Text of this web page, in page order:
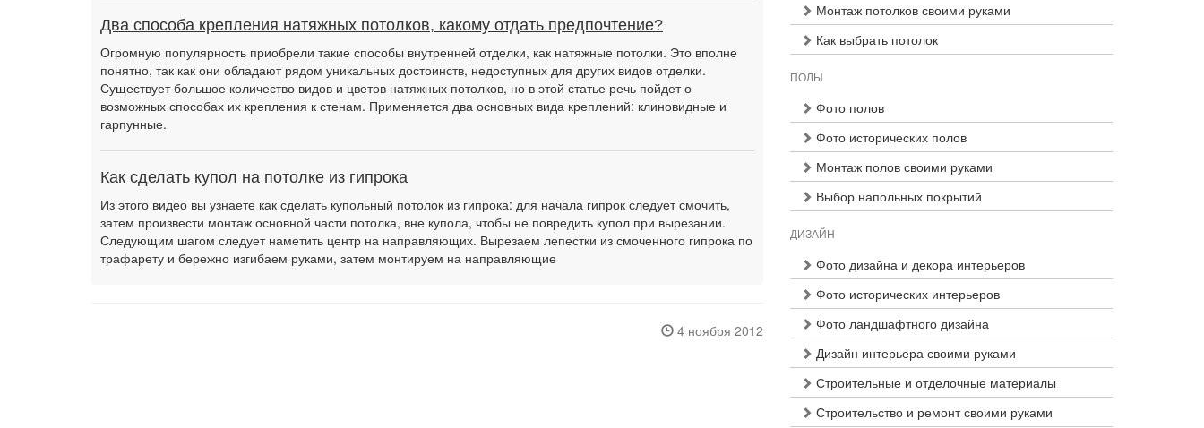
Два способа крепления натяжных потолков, какому отдать предпочтение?
Огромную популярность приобрели такие способы внутренней отделки, как натяжные потолки. Это вполне
понятно, так как они обладают рядом уникальных достоинств, недоступных для других видов отделки.
Существует большое количество видов и цветов натяжных потолков, но в этой статье речь пойдет о
возможных способах их крепления к стенам. Применяется два основных вида креплений: клиновидные и
гарпунные.
Как сделать купол на потолке из гипрока
Из этого видео вы узнаете как сделать купольный потолок из гипрока: для начала гипрок следует смочить,
затем произвести монтаж основной части потолка, вне купола, чтобы не повредить купол при вырезании.
Следующим шагом следует наметить центр на направляющих. Вырезаем лепестки из смоченного гипрока по
трафарету и бережно изгибаем руками, затем монтируем на направляющие
4 ноября 2012
Монтаж потолков своими руками
Как выбрать потолок
ПОЛЫ
Фото полов
Фото исторических полов
Монтаж полов своими руками
Выбор напольных покрытий
ДИЗАЙН
Фото дизайна и декора интерьеров
Фото исторических интерьеров
Фото ландшафтного дизайна
Дизайн интерьера своими руками
Строительные и отделочные материалы
Строительство и ремонт своими руками